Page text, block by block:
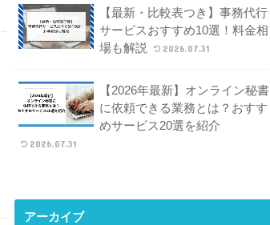
【最新・比較表つき】事務代行
サービスおすすめ10選！料金相
場も解説
2026.07.31
【2026年最新】オンライン秘書
に依頼できる業務とは？おすす
めサービス20選を紹介
2026.07.31
アーカイブ